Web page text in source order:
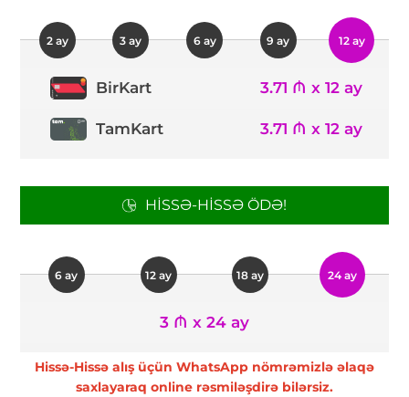
2 ay 3 ay 6 ay 9 ay 12 ay
BirKart 3.71 ₼ x 12 ay
TamKart 3.71 ₼ x 12 ay
HISSƏ-HISSƏ ÖDƏ!
6 ay 12 ay 18 ay 24 ay
3 ₼ x 24 ay
Hissə-Hissə alış üçün WhatsApp nömrəmizlə əlaqə
saxlayaraq online rəsmiləşdirə bilərsiz.